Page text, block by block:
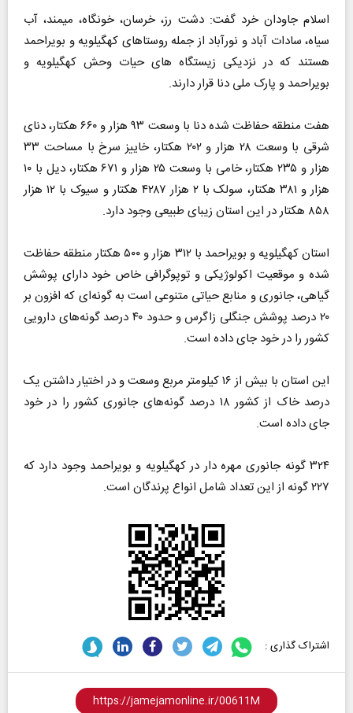
اسلام جاودان خرد گفت: دشت رز، خرسان، خونگاه، میمند، آب
سیاه، سادات آباد و نورآباد از جمله روستاهای کهگیلویه و بویراحمد
هستند که در نزدیکی زیستگاه های حیات وحش کهگیلویه و
بویراحمد و پارک ملی دنا قرار دارند.
هفت منطقه حفاظت شده دنا با وسعت ۹۳ هزار و ۶۶۰ هکتار، دنای
شرقی با وسعت ۲۸ هزار و ۲۰۲ هکتار، خاییز سرخ با مساحت ۳۳
هزار و ۲۳۵ هکتار، خامی با وسعت ۲۵ هزار و ۶۷۱ هکتار، دیل با ۱۰
هزار و ۳۸۱ هکتار، سولک با ۲ هزار ۴۲۸۷ هکتار و سیوک با ۱۲ هزار
۸۵۸ هکتار در این استان زیبای طبیعی وجود دارد.
استان کهگیلویه و بویراحمد با ۳۱۲ هزار و ۵۰۰ هکتار منطقه حفاظت
شده و موقعیت اکولوژیکی و توپوگرافی خاص خود دارای پوشش
گیاهی، جانوری و منابع حیاتی متنوعی است به گونه‌ای که افزون بر
۲۰ درصد پوشش جنگلی زاگرس و حدود ۴۰ درصد گونه‌های دارویی
کشور را در خود جای داده است.
این استان با بیش از ۱۶ کیلومتر مربع وسعت و در اختیار داشتن یک
درصد خاک از کشور ۱۸ درصد گونه‌های جانوری کشور را در خود
جای داده است.
۳۲۴ گونه جانوری مهره دار در کهگیلویه و بویراحمد وجود دارد که
۲۲۷ گونه از این تعداد شامل انواع پرندگان است.
اشتراک گذاری :